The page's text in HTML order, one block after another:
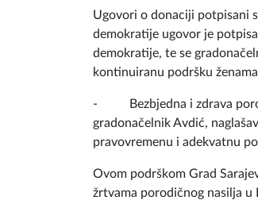
Ugovori o donaciji potpisani
demokratije ugovor je
demokratije, te se
kontinuiranu podršku
- Bezbjedna i zdrava
gradonačelnik Avdić,
pravovremenu i adekvatnu
Ovom podrškom Grad
žrtvama porodičnog nasilja